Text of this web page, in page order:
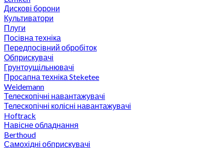
Дискові борони
Культиватори
Плуги
Посівна техніка
Передпосівний обробіток
Обприскувачі
Грунтоущільнювачі
Просапна техніка Steketee
Weidemann
Телескопічні навантажувачі
Телескопічні колісні навантажувачі
Hoftrack
Навісне обладнання
Berthoud
Самохідні обприскувачі